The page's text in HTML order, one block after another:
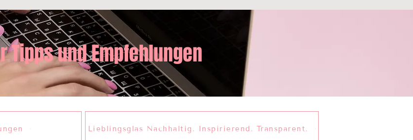
Tipps und Empfehlungen
Lieblingsglas Nachhaltig. Inspirierend. Transparent.